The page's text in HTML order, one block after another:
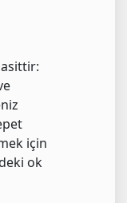
için
ok